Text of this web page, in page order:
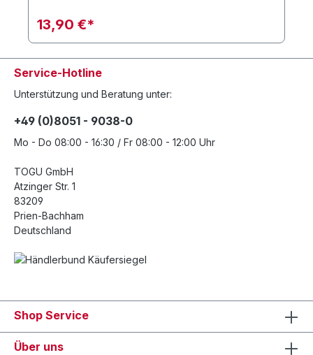
13,90 €*
Service-Hotline
Unterstützung und Beratung unter:
+49 (0)8051 - 9038-0
Mo - Do 08:00 - 16:30 / Fr 08:00 - 12:00 Uhr
TOGU GmbH
Atzinger Str. 1
83209
Prien-Bachham
Deutschland
Shop Service
Über uns